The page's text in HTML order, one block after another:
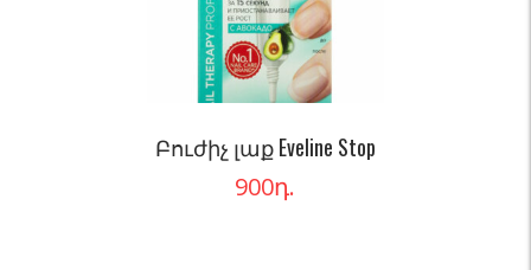
Բուժիչ լաք Eveline Stop
900դ.